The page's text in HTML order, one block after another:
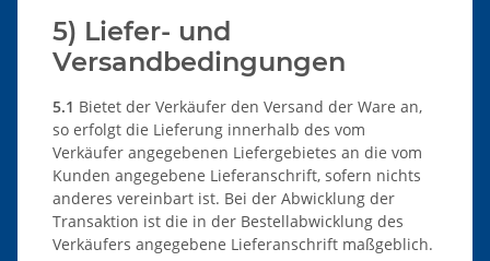
5) Liefer- und
Versandbedingungen
5.1 Bietet der Verkäufer den Versand der Ware an,
so erfolgt die Lieferung innerhalb des vom
Verkäufer angegebenen Liefergebietes an die vom
Kunden angegebene Lieferanschrift, sofern nichts
anderes vereinbart ist. Bei der Abwicklung der
Transaktion ist die in der Bestellabwicklung des
Verkäufers angegebene Lieferanschrift maßgeblich.